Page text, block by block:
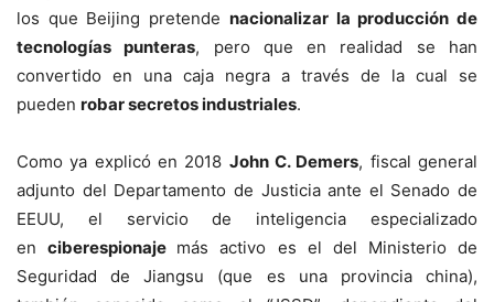
los que Beijing pretende nacionalizar la producción de
tecnologías punteras, pero que en realidad se han
convertido en una caja negra a través de la cual se
pueden robar secretos industriales.
Como ya explicó en 2018 John C. Demers, fiscal general
adjunto del Departamento de Justicia ante el Senado de
EEUU, el servicio de inteligencia especializado
enciberespionaje más activo es el del Ministerio de
Seguridad de Jiangsu (que es una provincia china),